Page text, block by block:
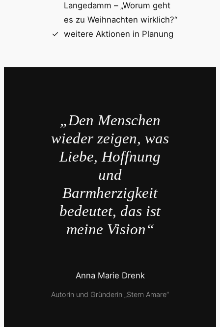
Langedamm – „Worum geht
es zu Weihnachten wirklich?“
weitere Aktionen in Planung
„Den Menschen
wieder zeigen, was
Liebe, Hoffnung
und
Barmherzigkeit
bedeutet, das ist
meine Vision“
Anna Marie Drenk
Autorin und Gründerin „Stern Amare“